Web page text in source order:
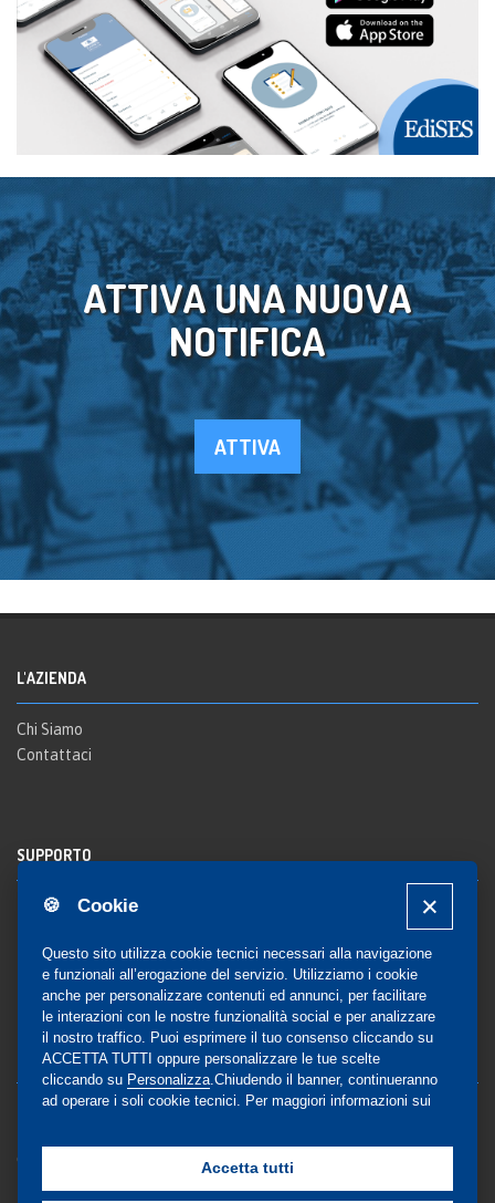
🍪 Cookie
Questo sito utilizza cookie tecnici necessari alla navigazione
e funzionali all’erogazione del servizio. Utilizziamo i cookie
anche per personalizzare contenuti ed annunci, per facilitare
le interazioni con le nostre funzionalità social e per analizzare
il nostro traffico. Puoi esprimere il tuo consenso cliccando su
ACCETTA TUTTI oppure personalizzare le tue scelte
cliccando su Personalizza .Chiudendo il banner, continueranno
ad operare i soli cookie tecnici. Per maggiori informazioni sui
Accetta tutti
ATTIVA UNA NUOVA
NOTIFICA
ATTIVA
L'AZIENDA
Chi Siamo
Contattaci
SUPPORTO
Registrazione al sito
Notifica
COMMUNITY
Blog e Canali social
Gestione Consensi